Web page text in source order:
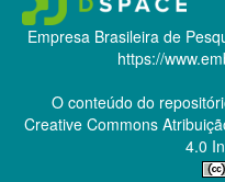
Empresa Brasileira de
https://
O conteúdo do
Creative Commons
4.0